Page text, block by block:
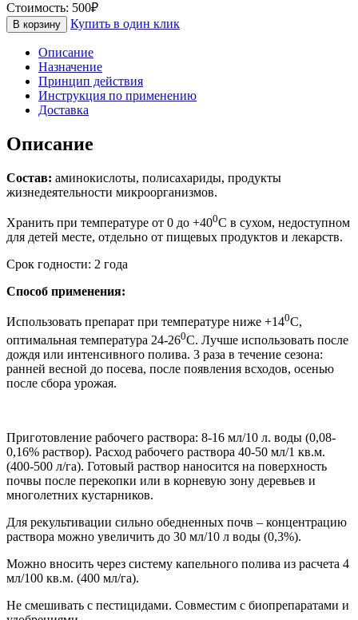
Стоимость: 500₽
В корзину Купить в один клик
Описание
Назначение
Принцип действия
Инструкция по применению
Доставка
Описание
Состав: аминокислоты, полисахариды, продукты
жизнедеятельности микроорганизмов.
Хранить при температуре от 0 до +400С в сухом, недоступном
для детей месте, отдельно от пищевых продуктов и лекарств.
Срок годности: 2 года
Способ применения:
Использовать препарат при температуре ниже +140С,
оптимальная температура 24-260С. Лучше использовать после
дождя или интенсивного полива. 3 раза в течение сезона:
ранней весной до посева, после появления всходов, осенью
после сбора урожая.
Приготовление рабочего раствора: 8-16 мл/10 л. воды (0,08-
0,16% раствор). Расход рабочего раствора 40-50 мл/1 кв.м.
(400-500 л/га). Готовый раствор наносится на поверхность
почвы после перекопки или в корневую зону деревьев и
многолетних кустарников.
Для рекультивации сильно обедненных почв – концентрацию
раствора можно увеличить до 30 мл/10 л воды (0,3%).
Можно вносить через систему капельного полива из расчета 4
мл/100 кв.м. (400 мл/га).
Не смешивать с пестицидами. Совместим с биопрепаратами и